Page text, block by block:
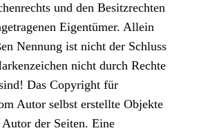
und den Besitzrechten
Eigentümer. Allein
Nennung ist nicht der Schluss
nicht durch Rechte
Das Copyright für
Autor selbst erstellte Objekte
der Seiten. Eine